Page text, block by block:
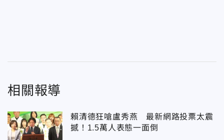
相關報導
賴清德狂嗆盧秀燕 最新網路投票太震
撼！1.5萬人表態一面倒